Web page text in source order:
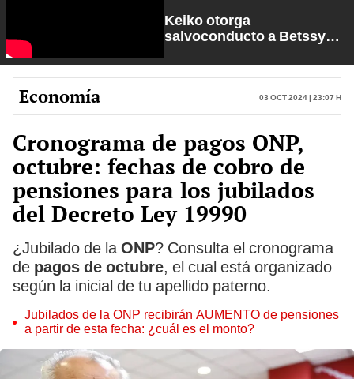
Keiko otorga
salvoconducto a Betssy
Petroperú | Sin Guion con
Rosa María Palacios
Economía 03 Oct 2024 | 23:07 h
Cronograma de pagos ONP,
octubre: fechas de cobro de
pensiones para los jubilados
del Decreto Ley 19990
¿Jubilado de la ONP? Consulta el cronograma
de pagos de octubre, el cual está organizado
según la inicial de tu apellido paterno.
Jubilados de la ONP recibirán AUMENTO de pensiones
a partir de esta fecha: ¿cuál es el monto?